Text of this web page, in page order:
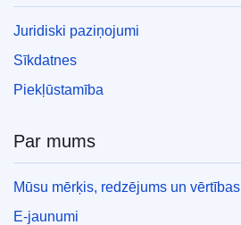
Juridiski paziņojumi
Sīkdatnes
Piekļūstamība
Par mums
Mūsu mērķis, redzējums un vērtības
E-jaunumi